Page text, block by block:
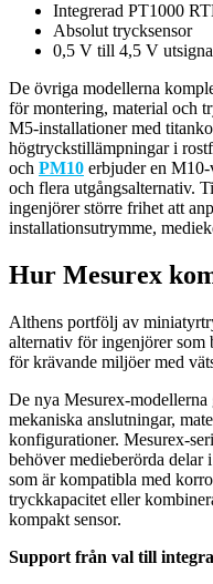
Integrerad PT1000
Absolut trycksensor
0,5 V till 4,5 V
De övriga modellerna
för montering, material och
M5-installationer med
högtryckstillämpningar i
och PM10 erbjuder en M10-
och flera utgångsalternativ.
ingenjörer större frihet att
installationsutrymme,
Hur Mesurex
Althens portfölj av
alternativ för ingenjörer som
för krävande miljöer med
De nya Mesurex-
mekaniska anslutningar,
konfigurationer. Mesurex-
behöver medieberörda delar
som är kompatibla med
tryckkapacitet eller
kompakt sensor.
Support från val till